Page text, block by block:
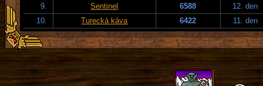
9.
Sentinel 6588
12. den
10.
Turecká káva 6422 11. den